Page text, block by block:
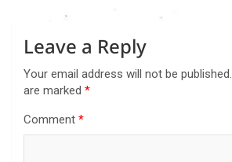
Leave a Reply
Your email address will not be published.
are marked *
Comment *